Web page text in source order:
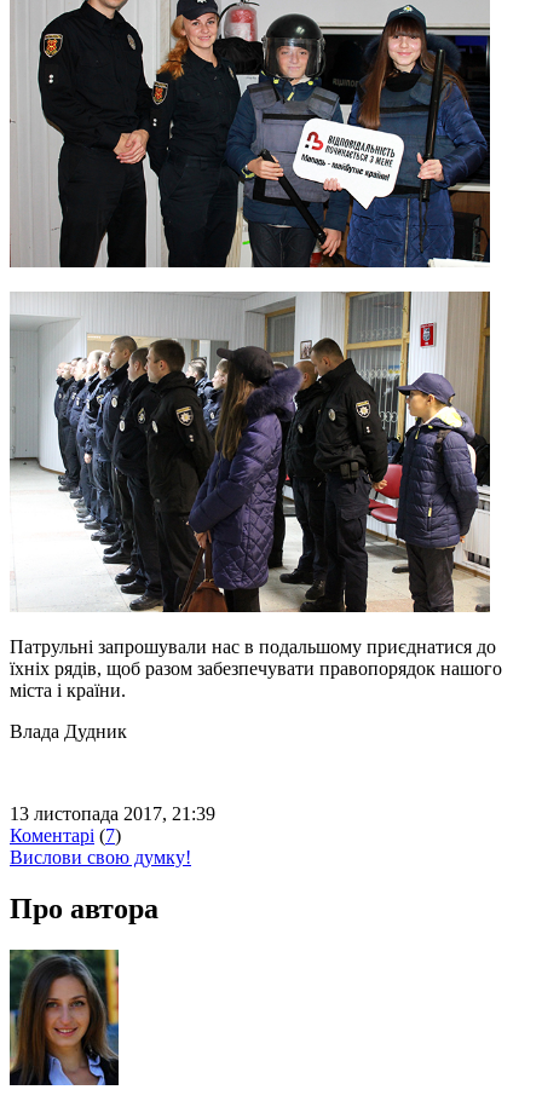
Патрульні запрошували нас в подальшому приєднатися до
їхніх рядів, щоб разом забезпечувати правопорядок нашого
міста і країни.
Влада Дудник
13 листопада 2017, 21:39
Коментарі (7)
Вислови свою думку!
Про автора